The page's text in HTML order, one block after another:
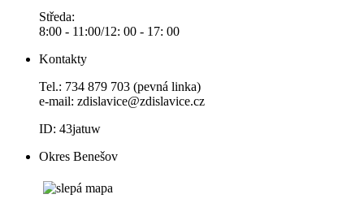
Středa:
8:00 - 11:00/12: 00 - 17: 00
Kontakty
Tel.: 734 879 703 (pevná linka)
e-mail: zdislavice@zdislavice.cz
ID: 43jatuw
Okres Benešov